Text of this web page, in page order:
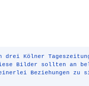
drei Kölner
Bilder sollten an
Beziehungen zu